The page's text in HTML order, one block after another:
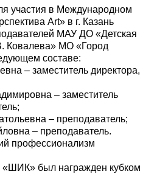
участия в Международном
Art» в г. Казань
МАУ ДО «Детская
Ковалева» МО «Город
составе:
– заместитель директора,
– заместитель
– преподаватель;
– преподаватель.
профессионализм
«ШИК» был награжден кубком